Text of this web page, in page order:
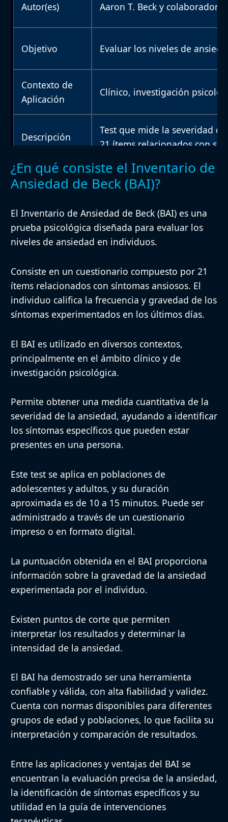
Autor(es) Aaron T. Beck y colaboradores
Objetivo Evaluar los niveles de
Contexto de
Aplicación
Clínico, investigación
Descripción
Test que mide la severidad
21 ítems relacionados con
Procedimiento
El individuo califica la
síntomas experimentados en
Población Adolescentes y adultos
Duración Aproximadamente 10-15
Material Cuestionario impreso o
Puntuación e
Interpretación
Puntuación total que indica
ansiedad. Se dispone de
interpretación de los
Fiabilidad y
validez
Cuenta con alta fiabilidad y
Normas disponibles para
Aplicaciones y
ventajas
Evaluación precisa de la
síntomas específicos, guía
terapéutica
Limitaciones
profesionales calificados, no
clínico
¿En qué consiste el Inventario de
Ansiedad de Beck (BAI)?
El Inventario de Ansiedad de Beck (BAI) es una
prueba psicológica diseñada para evaluar los
niveles de ansiedad en individuos.
Consiste en un cuestionario compuesto por 21
ítems relacionados con síntomas ansiosos. El
individuo califica la frecuencia y gravedad de los
síntomas experimentados en los últimos días.
El BAI es utilizado en diversos contextos,
principalmente en el ámbito clínico y de
investigación psicológica.
Permite obtener una medida cuantitativa de la
severidad de la ansiedad, ayudando a identificar
los síntomas específicos que pueden estar
presentes en una persona.
Este test se aplica en poblaciones de
adolescentes y adultos, y su duración
aproximada es de 10 a 15 minutos. Puede ser
administrado a través de un cuestionario
impreso o en formato digital.
La puntuación obtenida en el BAI proporciona
información sobre la gravedad de la ansiedad
experimentada por el individuo.
Existen puntos de corte que permiten
interpretar los resultados y determinar la
intensidad de la ansiedad.
El BAI ha demostrado ser una herramienta
confiable y válida, con alta fiabilidad y validez.
Cuenta con normas disponibles para diferentes
grupos de edad y poblaciones, lo que facilita su
interpretación y comparación de resultados.
Entre las aplicaciones y ventajas del BAI se
encuentran la evaluación precisa de la ansiedad,
la identificación de síntomas específicos y su
utilidad en la guía de intervenciones